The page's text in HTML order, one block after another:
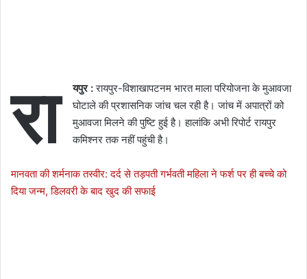
रा यपुर :रायपुर-विशाखापटनम भारत माला परियोजना के मुआवजा
घोटाले की प्रशासनिक जांच चल रही है। जांच में अपात्रों को
मुआवजा मिलने की पुष्टि हुई है। हालांकि अभी रिपोर्ट रायपुर
कमिश्नर तक नहीं पहुंची है।
मानवता की शर्मनाक तस्वीर: दर्द से तड़पती गर्भवती महिला ने फर्श पर ही बच्चे को
दिया जन्म, डिलवरी के बाद खुद की सफाई